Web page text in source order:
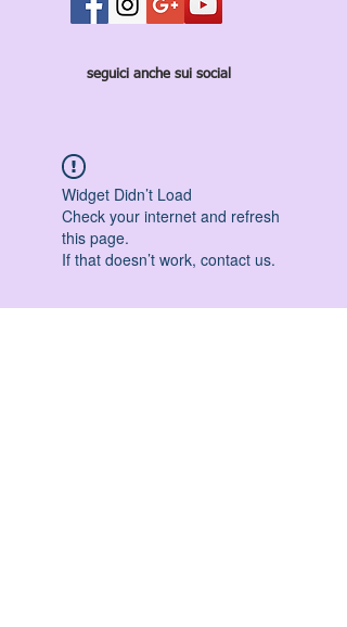
seguici anche sui social
Widget Didn’t Load
Check your internet and refresh
this page.
If that doesn’t work, contact us.